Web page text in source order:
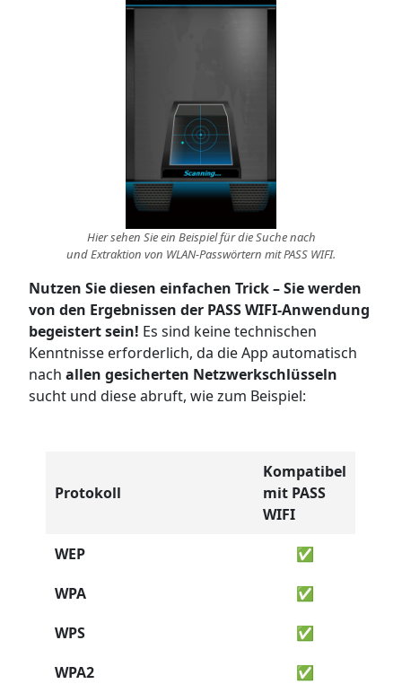
Hier sehen Sie ein Beispiel für die Suche nach
und Extraktion von WLAN-Passwörtern mit PASS WIFI.
Nutzen Sie diesen einfachen Trick – Sie werden
von den Ergebnissen der PASS WIFI-Anwendung
begeistert sein! Es sind keine technischen
Kenntnisse erforderlich, da die App automatisch
nach allen gesicherten Netzwerkschlüsseln
sucht und diese abruft, wie zum Beispiel:
Protokoll
Kompatibel
mit PASS
WIFI
WEP
✅
WPA
✅
WPS
✅
WPA2
✅